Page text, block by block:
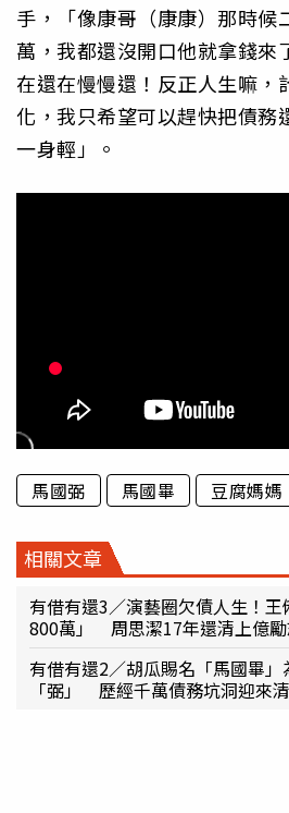
手，「像康哥（康康）那時候
萬，我都還沒開口他就拿錢來
在還在慢慢還！反正人生嘛，
化，我只希望可以趕快把債務
一身輕」。
馬國弼 馬國畢 豆腐媽媽
相關文章
有借有還3／演藝圈欠債人生！王
800萬」 周思潔17年還清上億
有借有還2／胡瓜賜名「馬國畢
「弼」 歷經千萬債務坑洞迎來